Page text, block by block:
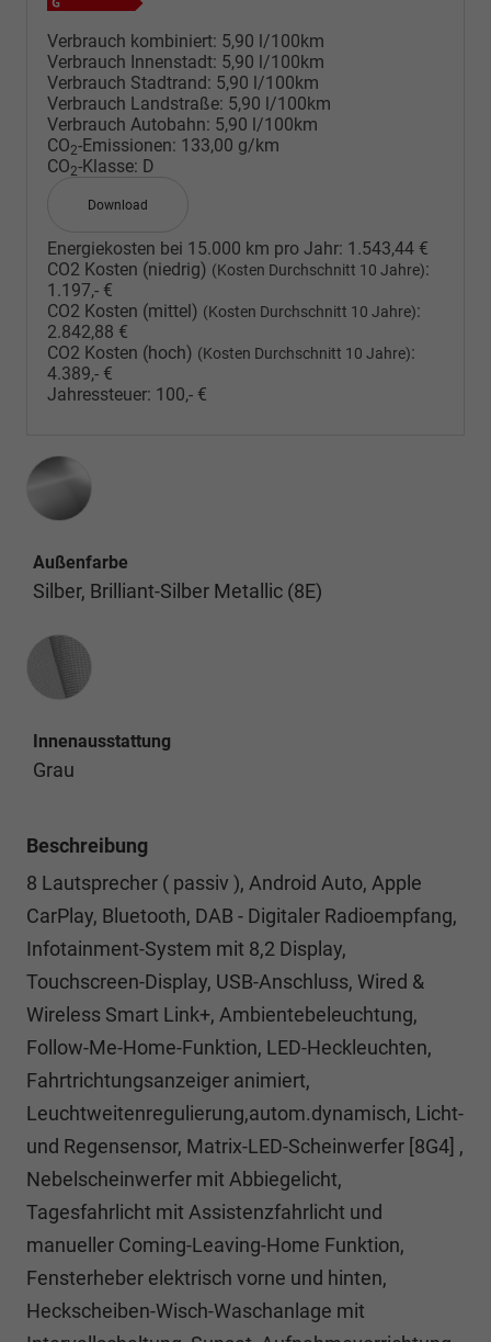
Verbrauch kombiniert: 5,90 l/100km
Verbrauch Innenstadt: 5,90 l/100km
Verbrauch Stadtrand: 5,90 l/100km
Verbrauch Landstraße: 5,90 l/100km
Verbrauch Autobahn: 5,90 l/100km
CO2-Emissionen: 133,00 g/km
CO2-Klasse: D
Download
Energiekosten bei 15.000 km pro Jahr: 1.543,44 €
CO2 Kosten (niedrig) (Kosten Durchschnitt 10 Jahre):
1.197,- €
CO2 Kosten (mittel) (Kosten Durchschnitt 10 Jahre):
2.842,88 €
CO2 Kosten (hoch) (Kosten Durchschnitt 10 Jahre):
4.389,- €
Jahressteuer: 100,- €
Außenfarbe
Silber, Brilliant-Silber Metallic (8E)
Innenausstattung
Innenausstattung
Grau
Beschreibung
8 Lautsprecher ( passiv ), Android Auto, Apple
CarPlay, Bluetooth, DAB - Digitaler Radioempfang,
Infotainment-System mit 8,2 Display,
Touchscreen-Display, USB-Anschluss, Wired &
Wireless Smart Link+, Ambientebeleuchtung,
Follow-Me-Home-Funktion, LED-Heckleuchten,
Fahrtrichtungsanzeiger animiert,
Leuchtweitenregulierung,autom.dynamisch, Licht-
und Regensensor, Matrix-LED-Scheinwerfer [8G4] ,
Nebelscheinwerfer mit Abbiegelicht,
Tagesfahrlicht mit Assistenzfahrlicht und
manueller Coming-Leaving-Home Funktion,
Fensterheber elektrisch vorne und hinten,
Heckscheiben-Wisch-Waschanlage mit